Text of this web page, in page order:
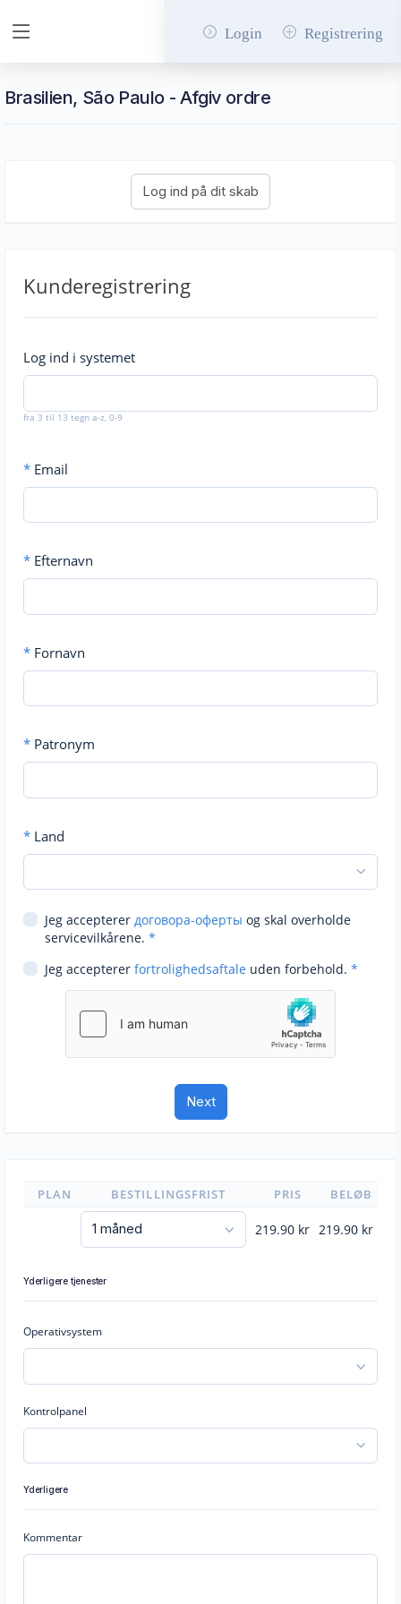
Login Registrering
Brasilien, São Paulo - Afgiv ordre
Kunderegistrering
Log ind i systemet
fra 3 til 13 tegn a-z, 0-9
* Email
* Efternavn
* Fornavn
* Patronym
* Land
Jeg accepterer договора-оферты og skal overholde
servicevilkårene. *
Jeg accepterer fortrolighedsaftale uden forbehold. *
PLAN BESTILLINGSFRIST PRIS BELØB
219.90 kr 219.90 kr
Yderligere tjenester
Operativsystem
Kontrolpanel
Yderligere
Kommentar